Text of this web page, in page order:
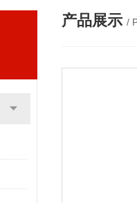
产品展示 /